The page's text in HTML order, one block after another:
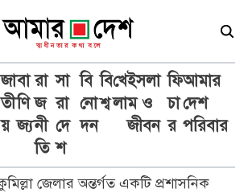
জা
তী
য়
বা
ণি
জ্য
রা
জ
নী
তি
সা
রা
দে
শ
বি
নো
দন
বি
শ্ব
খে
লা
ইসলা
ম ও
জীবন
ফি
চা
র
আমার
দেশ
পরিবার
জেলার অন্তর্গত একটি প্রশাসনিক